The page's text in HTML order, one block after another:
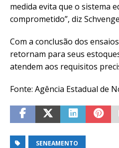
medida evita que o sistema
comprometido”, diz
Com a conclusão dos
retornam para seus
atendem aos requisitos
Fonte: Agência Estadual de
SENEAMENTO